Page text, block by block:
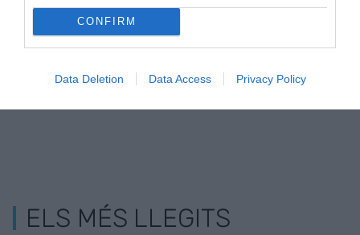
CONFIRM
Data Deletion Data Access Privacy Policy
màxims: els nous
mínims?
ELS MÉS LLEGITS